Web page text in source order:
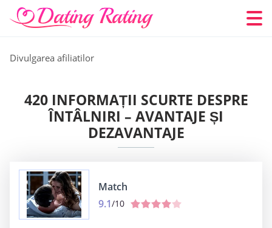
Divulgarea afiliatilor
420 INFORMAȚII SCURTE DESPRE
ÎNTÂLNIRI – AVANTAJE ȘI
DEZAVANTAJE
Match
9.1/10